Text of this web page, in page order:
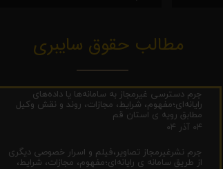
مطالب حقوق سایبری
جرم دسترسی غیرمجاز به سامانه‌ها یا داده‌های
رایانه‌ای؛مفهوم، شرایط، مجازات، روند و نقش وکیل
مطابق رویه ی استان قم
۰۴ آذر ۰۴
جرم نشرغیرمجاز تصاویر،فیلم و اسرار خصوصی دیگری
از طریق سامانه ی رایانه‌ای؛مفهوم، مجازات، شرایط،